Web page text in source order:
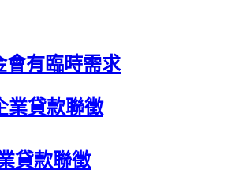
會有臨時需求
業貸款聯徵
貸款聯徵